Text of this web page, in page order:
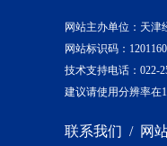
网站主办单位：天津
网站标识码：
技术支持电话：022-
建议请使用分辨率在
联系我们 / 网